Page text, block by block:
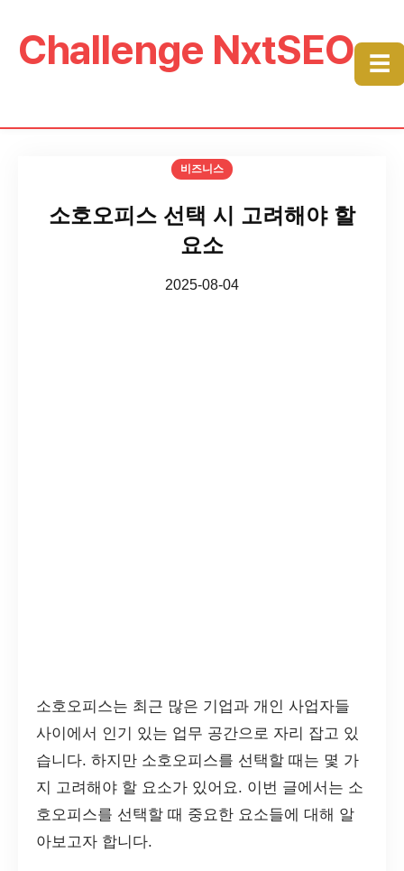
Challenge NxtSEO ☰
비즈니스
소호오피스 선택 시 고려해야 할
요소
2025-08-04
소호오피스는 최근 많은 기업과 개인 사업자들
사이에서 인기 있는 업무 공간으로 자리 잡고 있
습니다. 하지만 소호오피스를 선택할 때는 몇 가
지 고려해야 할 요소가 있어요. 이번 글에서는 소
호오피스를 선택할 때 중요한 요소들에 대해 알
아보고자 합니다.